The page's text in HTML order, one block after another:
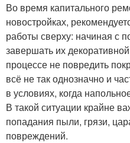
Во время капитального
новостройках,
работы сверху: начиная с
завершать их
процессе не повредить
всё не так однозначно и
в условиях, когда
В такой ситуации крайне
попадания пыли, грязи,
повреждений.